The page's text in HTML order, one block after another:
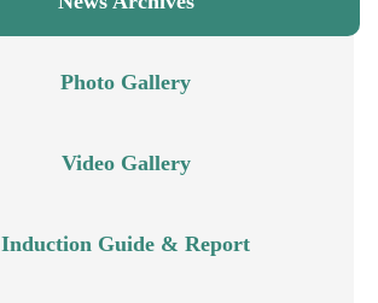
Photo Gallery
Video Gallery
Induction Guide & Report